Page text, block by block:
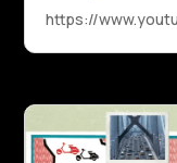
https://